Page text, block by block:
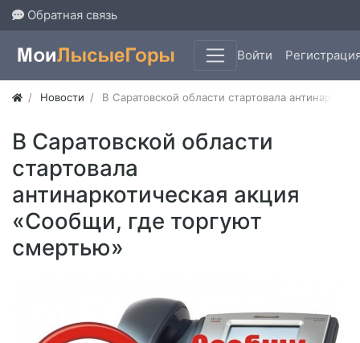
Обратная связь
Войти
Новости В Саратовской области стартовала
В Саратовской области
стартовала
антинаркотическая акция
«Сообщи, где торгуют
смертью»